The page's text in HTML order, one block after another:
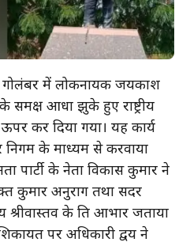
में लोकनायक जयप्रकाश
समक्ष आधा झुके हुए राष्ट्रीय
कर दिया गया। यह कार्य
निगम के माध्यम से करवाया
पार्टी के नेता विकास कुमार ने
कुमार अनुराग तथा सदर
के प्रति आभार जताया
पर अधिकारी द्वय ने